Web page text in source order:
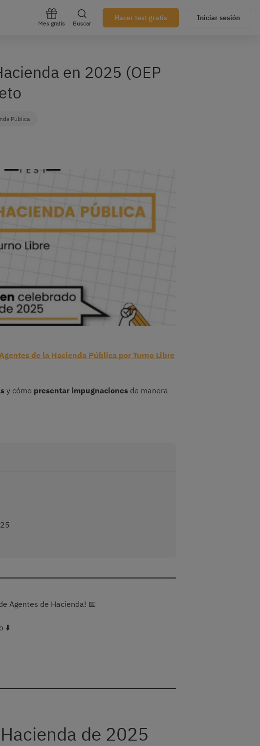
Mes gratis Buscar
Hacer test gratis Iniciar sesión
en 2025 (OEP
Pública
de la Hacienda Pública por Turno Libre
y cómo presentar impugnaciones de manera
Agentes de Hacienda! 📅
⬇️
de 2025